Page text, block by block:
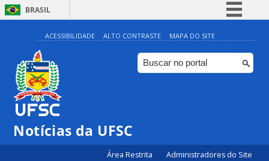
BRASIL
Simplifique!
Comunica BR
Participe
ACESSIBILIDADE ALTO CONTRASTE MAPA DO SITE
Notícias da UFSC
Área Restrita Administradores do Site